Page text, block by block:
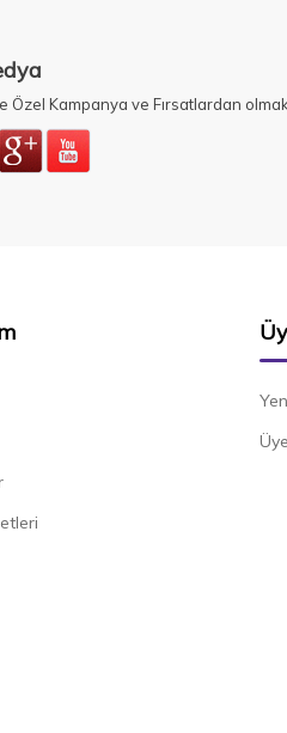
Özel Kampanya ve Fırsatlardan